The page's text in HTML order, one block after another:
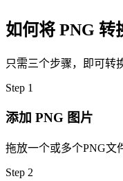
如何将 PNG 转
只需三个步骤，即可转
Step 1
添加 PNG 图片
拖放一个或多个PNG文
Step 2